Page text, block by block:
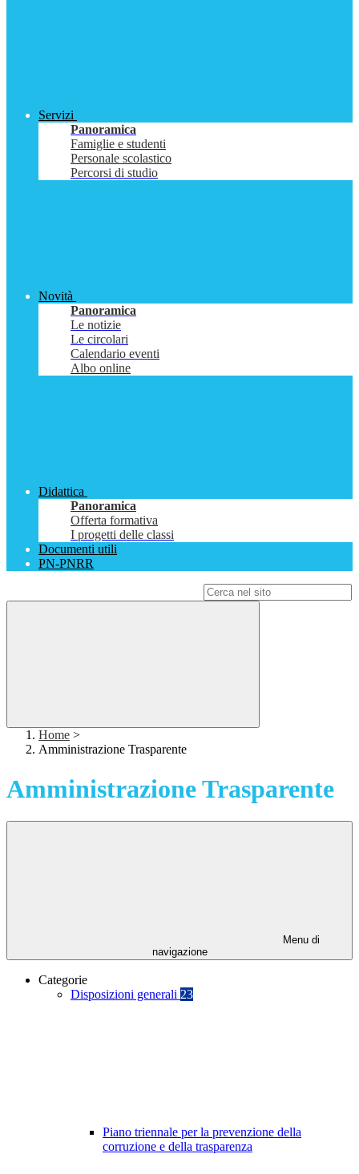
Servizi
Panoramica
Famiglie e studenti
Personale scolastico
Percorsi di studio
Novità
Panoramica
Le notizie
Le circolari
Calendario eventi
Albo online
Didattica
Panoramica
Offerta formativa
I progetti delle classi
Documenti utili
PN-PNRR
Home >
Amministrazione Trasparente
Amministrazione Trasparente
Menu di
navigazione
Categorie
Disposizioni generali 23
Piano triennale per la prevenzione della
corruzione e della trasparenza